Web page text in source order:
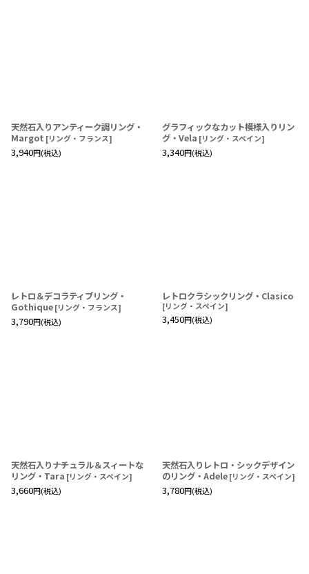
天然石入りアンティーク調リング・
Margot [リング・フランス]
3,940円(税込)
グラフィックなカット模様入りリン
グ・Vela [リング・スペイン]
3,340円(税込)
レトロ＆デコラティブリング・
Gothique [リング・フランス]
3,790円(税込)
レトロクラシックリング・Clasico
[リング・スペイン]
3,450円(税込)
天然石入りナチュラル＆スィートな
リング・Tara [リング・スペイン]
3,660円(税込)
天然石入りレトロ・シックデザイン
のリング・Adele [リング・スペイン]
3,780円(税込)